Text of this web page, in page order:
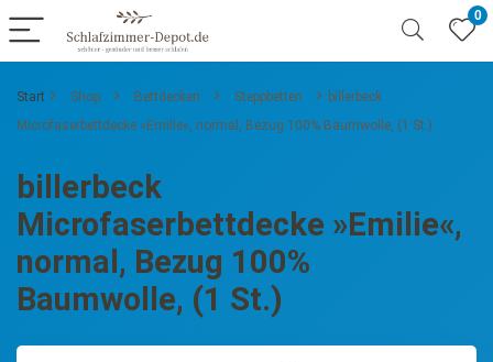
0
Start Shop Bettdecken Steppbetten
billerbeck
Microfaserbettdecke »Emilie«, normal, Bezug 100% Baumwolle, (1 St.)
billerbeck
Microfaserbettdecke »Emilie«,
normal, Bezug 100%
Baumwolle, (1 St.)